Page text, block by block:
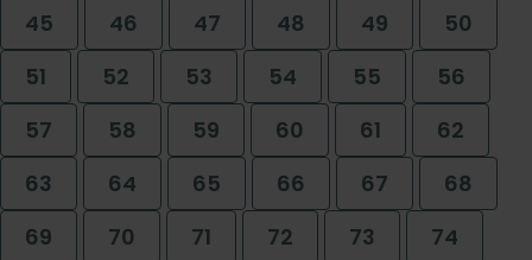
45 46 47 48 49
50
51
52 53 54 55
56
57
58 59 60 61
62
63
64 65 66 67
68
69
70 71 72 73
74